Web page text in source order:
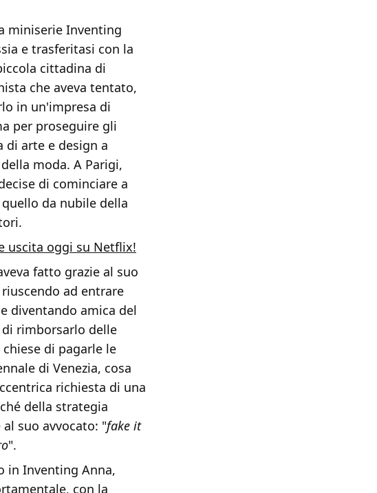
miniserie Inventing
e trasferitasi con la
cittadina di
che aveva tentato,
in un'impresa di
per proseguire gli
di arte e design a
moda. A Parigi,
di cominciare a
da nubile della
uscita oggi su Netflix!
fatto grazie al suo
ad entrare
diventando amica del
rimborsarlo delle
di pagarle le
di Venezia, cosa
richiesta di una
della strategia
suo avvocato: "fake it
".
in Inventing Anna,
con la